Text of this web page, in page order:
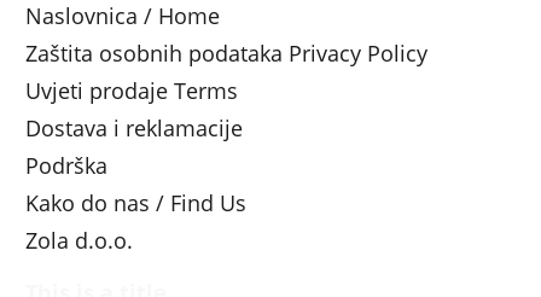
Naslovnica / Home
Zaštita osobnih podataka Privacy Policy
Uvjeti prodaje Terms
Dostava i reklamacije
Podrška
Kako do nas / Find Us
Zola d.o.o.